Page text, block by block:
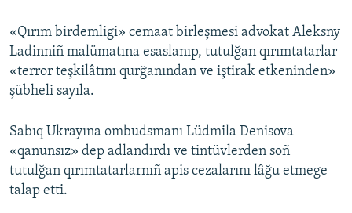
«Qırım birdemligi» cemaat birleşmesi advokat Aleksny
Ladinniñ malümatına esaslanıp, tutulğan qırımtatarlar
«terror teşkilâtını qurğanından ve iştirak etkeninden»
şübheli sayıla.
Sabıq Ukrayına ombudsmanı Lüdmila Denisova
«qanunsız» dep adlandırdı ve tintüvlerden soñ
tutulğan qırımtatarlarnıñ apis cezalarını lâğu etmege
talap etti.